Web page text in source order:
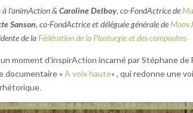
à l’animAction &Caroline Delboy, co-FondActrice de
Sanson, co-FondActrice et déléguée générale de
de la Fédération de la Plasturgie et des composites
moment d’inspirAction incarné par Stéphane de
documentaire «A voix haute« , qui redonne une